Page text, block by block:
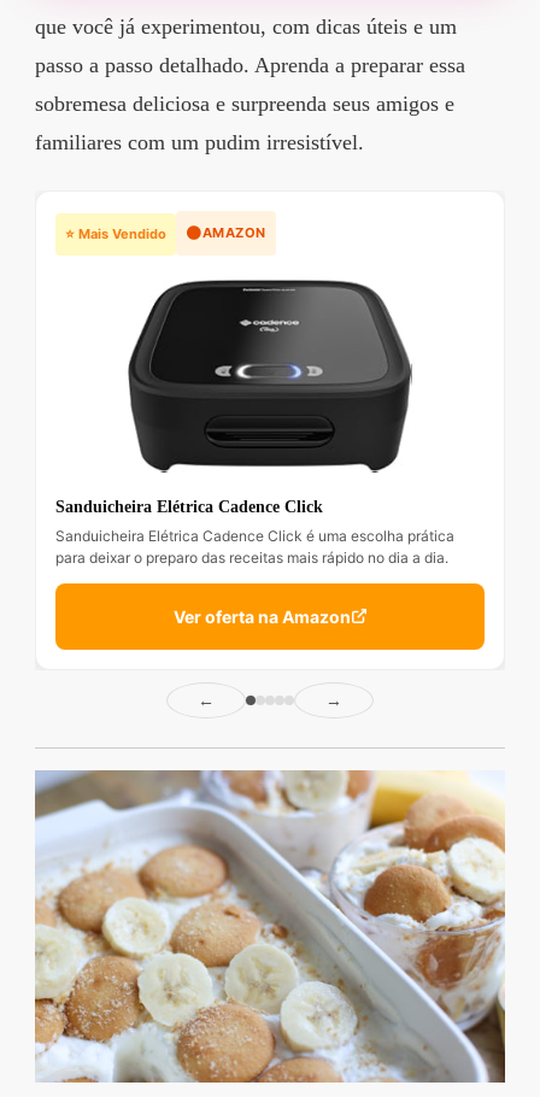
que você já experimentou, com dicas úteis e um
passo a passo detalhado. Aprenda a preparar essa
sobremesa deliciosa e surpreenda seus amigos e
familiares com um pudim irresistível.
⭐ Mais Vendido 🟠AMAZON
Sanduicheira Elétrica Cadence Click
Sanduicheira Elétrica Cadence Click é uma escolha prática
para deixar o preparo das receitas mais rápido no dia a dia.
Ver oferta na Amazon
← →